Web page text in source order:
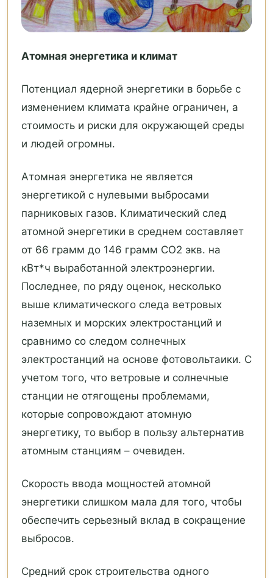
Атомная энергетика и климат
Потенциал ядерной энергетики в борьбе с
изменением климата крайне ограничен, а
стоимость и риски для окружающей среды
и людей огромны.
Атомная энергетика не является
энергетикой с нулевыми выбросами
парниковых газов. Климатический след
атомной энергетики в среднем составляет
от 66 грамм до 146 грамм СО2 экв. на
кВт*ч выработанной электроэнергии.
Последнее, по ряду оценок, несколько
выше климатического следа ветровых
наземных и морских электростанций и
сравнимо со следом солнечных
электростанций на основе фотовольтаики. С
учетом того, что ветровые и солнечные
станции не отягощены проблемами,
которые сопровождают атомную
энергетику, то выбор в пользу альтернатив
атомным станциям – очевиден.
Скорость ввода мощностей атомной
энергетики слишком мала для того, чтобы
обеспечить серьезный вклад в сокращение
выбросов.
Средний срок строительства одного